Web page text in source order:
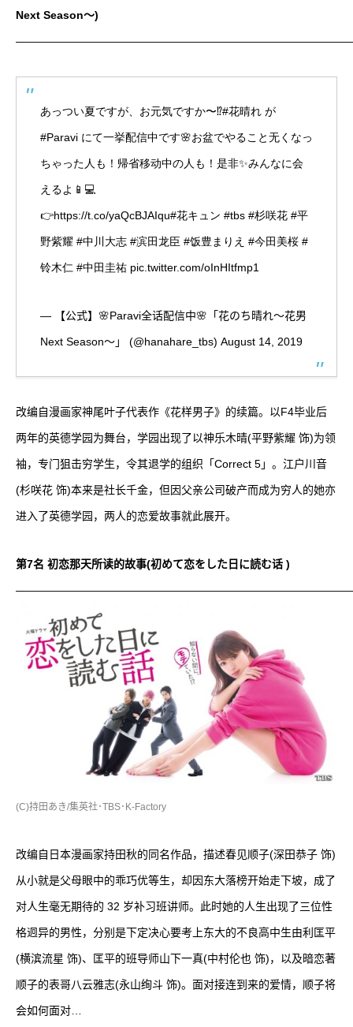
Next Season～)
あっつい夏ですが、お元気ですか〜⁉️#花晴れ が
#Paravi にて一挙配信中です🌸お盆でやること无くなっ
ちゃった人も！帰省移动中の人も！是非✨みんなに会
えるよ📱💻
👉https://t.co/yaQcBJAIqu#花キュン #tbs #杉咲花 #平
野紫耀 #中川大志 #滨田龙臣 #饭豊まりえ #今田美桜 #
铃木仁 #中田圭祐 pic.twitter.com/oInHItfmp1
— 【公式】🌸Paravi全话配信中🌸「花のち晴れ〜花男
Next Season〜」 (@hanahare_tbs) August 14, 2019
改编自漫画家神尾叶子代表作《花样男子》的续篇。以F4毕业后
两年的英德学园为舞台，学园出现了以神乐木晴(平野紫耀 饰)为领
袖，专门狙击穷学生，令其退学的组织「Correct 5」。江户川音
(杉咲花 饰)本来是社长千金，但因父亲公司破产而成为穷人的她亦
进入了英德学园，两人的恋爱故事就此展开。
第7名 初恋那天所读的故事(初めて恋をした日に読む话 )
(C)持田あき/集英社･TBS･K-Factory
改编自日本漫画家持田秋的同名作品，描述春见顺子(深田恭子 饰)
从小就是父母眼中的乖巧优等生，却因东大落榜开始走下坡，成了
对人生毫无期待的 32 岁补习班讲师。此时她的人生出现了三位性
格迥异的男性，分别是下定决心要考上东大的不良高中生由利匡平
(横滨流星 饰)、匡平的班导师山下一真(中村伦也 饰)，以及暗恋著
顺子的表哥八云雅志(永山绚斗 饰)。面对接连到来的爱情，顺子将
会如何面对…